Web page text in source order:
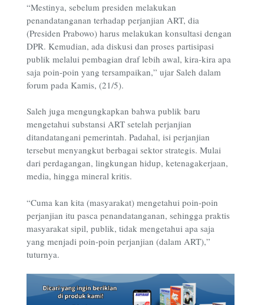
“Mestinya, sebelum presiden melakukan
penandatanganan terhadap perjanjian ART, dia
(Presiden Prabowo) harus melakukan konsultasi dengan
DPR. Kemudian, ada diskusi dan proses partisipasi
publik melalui pembagian draf lebih awal, kira-kira apa
saja poin-poin yang tersampaikan,” ujar Saleh dalam
forum pada Kamis, (21/5).
Saleh juga mengungkapkan bahwa publik baru
mengetahui substansi ART setelah perjanjian
ditandatangani pemerintah. Padahal, isi perjanjian
tersebut menyangkut berbagai sektor strategis. Mulai
dari perdagangan, lingkungan hidup, ketenagakerjaan,
media, hingga mineral kritis.
“Cuma kan kita (masyarakat) mengetahui poin-poin
perjanjian itu pasca penandatanganan, sehingga praktis
masyarakat sipil, publik, tidak mengetahui apa saja
yang menjadi poin-poin perjanjian (dalam ART),”
tuturnya.